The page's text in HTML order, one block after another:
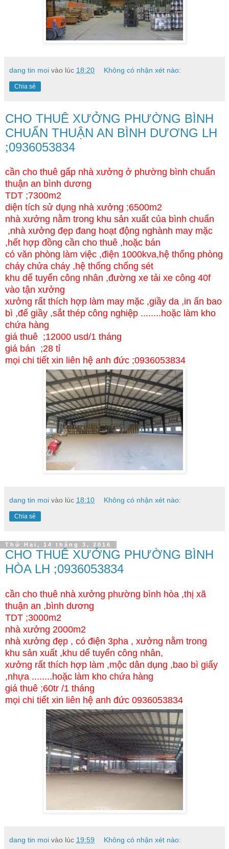
dang tin moi vào lúc 18:20 Không có nhận xét nào:
Chia sẻ
CHO THUÊ XƯỞNG PHƯỜNG BÌNH
CHUẨN THUẬN AN BÌNH DƯƠNG LH
;0936053834
cần cho thuê gấp nhà xưởng ở phường bình chuẩn
thuận an bình dương
TDT ;7300m2
diện tích sử dụng nhà xưởng ;6500m2
nhà xưởng nằm trong khu sản xuất của bình chuẩn
,nhà xưởng đẹp đang hoạt động nghành may mặc
,hết hợp đồng cần cho thuê ,hoặc bán
có văn phòng làm việc ,điện 1000kva,hệ thống phòng
cháy chửa cháy ,hệ thống chống sét
khu dể tuyển công nhân ,đường xe tải xe công 40f
vào tận xưởng
xưởng rất thích hợp làm may mặc ,giầy da ,in ấn bao
bì ,đế giầy ,sắt thép công nghiệp ........hoặc làm kho
chứa hàng
giá thuê ;12000 usd/1 tháng
giá bán ;28 tỉ
mọi chi tiết xin liên hệ anh đức ;0936053834
dang tin moi vào lúc 18:10 Không có nhận xét nào:
Chia sẻ
Thứ Hai, 14 tháng 3, 2016
CHO THUÊ XƯỞNG PHƯỜNG BÌNH
HÒA LH ;0936053834
cần cho thuê nhà xưởng phường bình hòa ,thị xã
thuận an ,bình dương
TDT ;3000m2
nhà xưởng 2000m2
nhà xưởng đẹp , có điện 3pha , xưởng nằm trong
khu sản xuất ,khu dể tuyển công nhân,
xưởng rất thích hợp làm ,mộc dân dụng ,bao bì giấy
,nhựa ........hoặc làm kho chứa hàng
giá thuê ;60tr /1 tháng
mọi chi tiết xin liên hệ anh đức 0936053834
dang tin moi vào lúc 19:59 Không có nhận xét nào: